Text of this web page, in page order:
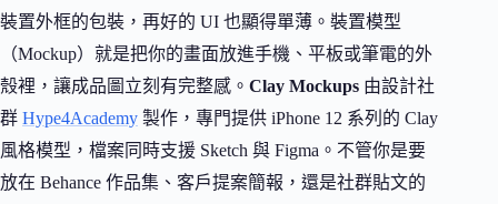
裝置外框的包裝，再好的 UI 也顯得單薄。裝置模型
（Mockup）就是把你的畫面放進手機、平板或筆電的外
殼裡，讓成品圖立刻有完整感。 Clay Mockups 由設計社
群 Hype4Academy 製作，專門提供 iPhone 12 系列的 Clay
風格模型，檔案同時支援 Sketch 與 Figma。不管你是要
放在 Behance 作品集、客戶提案簡報，還是社群貼文的